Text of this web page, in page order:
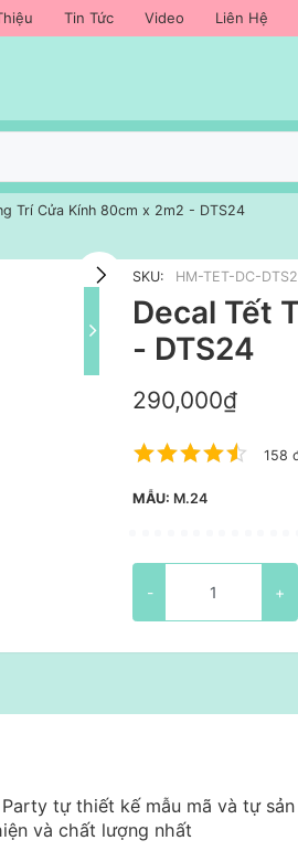
Tin Tức Video
Liên Hệ
Trí Cửa Kính 80cm x 2m2 - DTS24
SKU: HM-TET-DC-
Decal Tết
- DTS24
290,000₫
158
MẪU: M.24
- +
tự thiết kế mẫu mã và tự
và chất lượng nhất